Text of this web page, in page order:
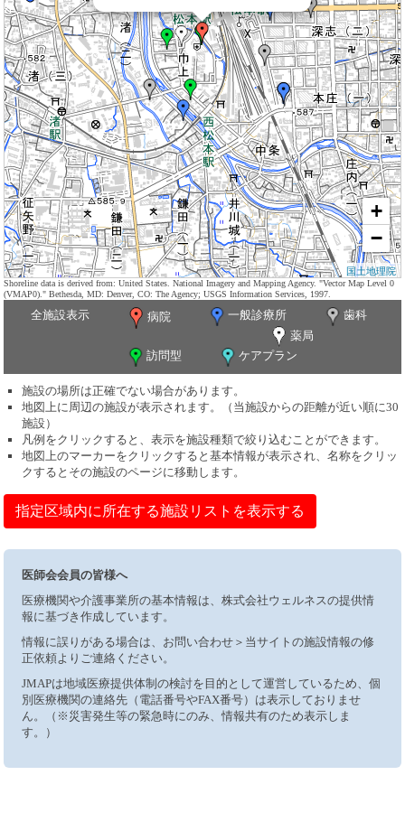
+
−
国土地理院
Shoreline data is derived from: United States. National Imagery and Mapping Agency. "Vector Map Level 0
(VMAP0)." Bethesda, MD: Denver, CO: The Agency; USGS Information Services, 1997.
全施設表示 病院 一般診療所
歯科
薬局
訪問型
ケアプラン
施設の場所は正確でない場合があります。
地図上に周辺の施設が表示されます。（当施設からの距離が近い順に30
施設）
凡例をクリックすると、表示を施設種類で絞り込むことができます。
地図上のマーカーをクリックすると基本情報が表示され、名称をクリッ
クするとその施設のページに移動します。
指定区域内に所在する施設リストを表示する
医師会会員の皆様へ
医療機関や介護事業所の基本情報は、株式会社ウェルネスの提供情
報に基づき作成しています。
情報に誤りがある場合は、お問い合わせ＞当サイトの施設情報の修
正依頼よりご連絡ください。
JMAPは地域医療提供体制の検討を目的として運営しているため、個
別医療機関の連絡先（電話番号やFAX番号）は表示しておりませ
ん。（※災害発生等の緊急時にのみ、情報共有のため表示しま
す。）